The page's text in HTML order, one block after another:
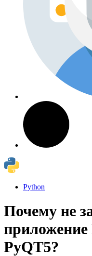
Python
Почему не
приложение
PyQT5?